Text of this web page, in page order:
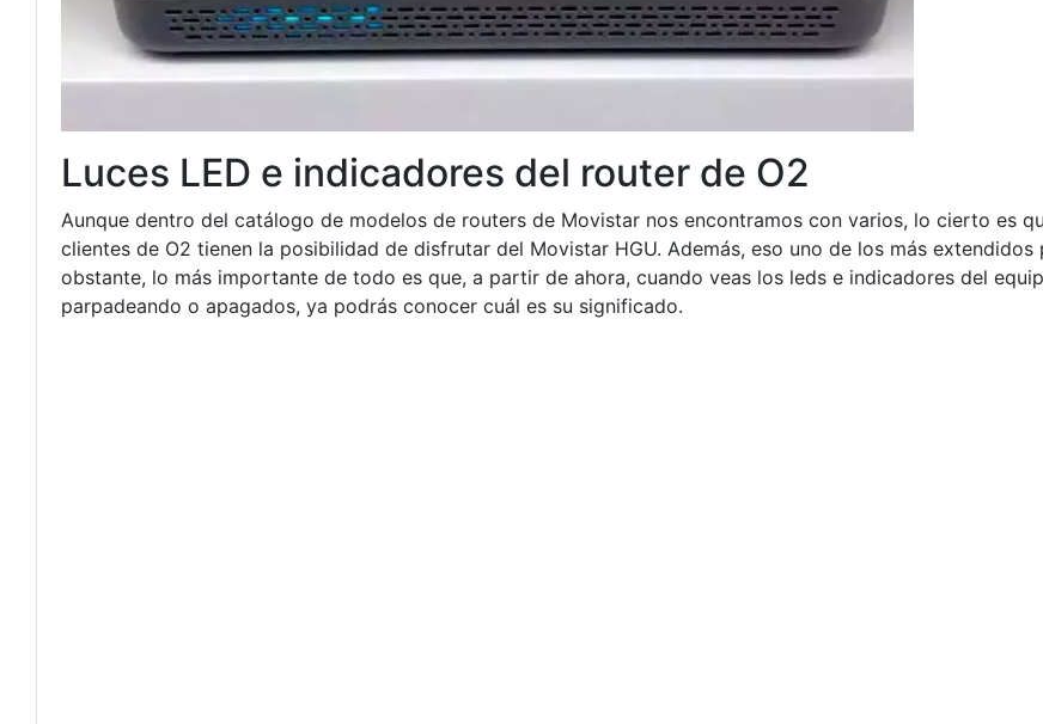
Luces LED e indicadores del router de O2
Aunque dentro del catálogo de modelos de routers de Movistar nos encontramos con varios, lo cierto es
clientes de O2 tienen la posibilidad de disfrutar del Movistar HGU. Además, eso uno de los más extendidos
obstante, lo más importante de todo es que, a partir de ahora, cuando veas los leds e indicadores del
parpadeando o apagados, ya podrás conocer cuál es su significado.